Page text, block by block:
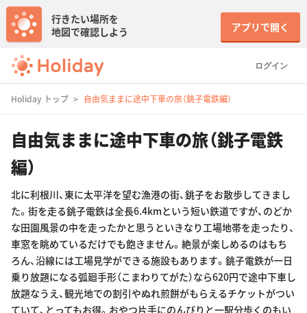
ログイン
行きたい場所を
地図で確認しよう
アプリで開く
Holiday トップ 自由気ままに途中下車の旅（銚子電鉄編）
自由気ままに途中下車の旅（銚子電鉄
編）
北に利根川、東に太平洋を望む漁港の街、銚子をお散歩してきまし
た。街を走る銚子電鉄は全長6.4kmという短い鉄道ですが、のどか
な田園風景の中を走ったかと思うといきなり工場地帯を走ったり、
車窓を眺めているだけでも飽きません。絶景が楽しめるのはもち
ろん、沿線には工場見学ができる施設もあります。銚子電鉄が一日
乗り放題になる弧廻手形（こまわりてがた）なら620円で途中下車し
放題なうえ、観光地での割引やぬれ煎餅がもらえるチケットがつい
ていて、とってもお得。おやつ片手にのんびりと一駅分歩くのもい